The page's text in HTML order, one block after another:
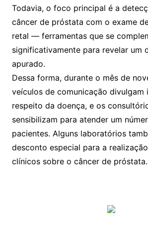
Todavia, o foco principal é a
câncer de próstata com o exame
retal — ferramentas que se
significativamente para revelar um
apurado.
Dessa forma, durante o mês de
veículos de comunicação divulgam
respeito da doença, e os
sensibilizam para atender um
pacientes. Alguns laboratórios
desconto especial para a
clínicos sobre o câncer de próstata.